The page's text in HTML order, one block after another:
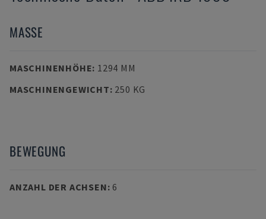
MASSE
MASCHINENHÖHE: 1294 MM
MASCHINENGEWICHT: 250 KG
BEWEGUNG
ANZAHL DER ACHSEN: 6